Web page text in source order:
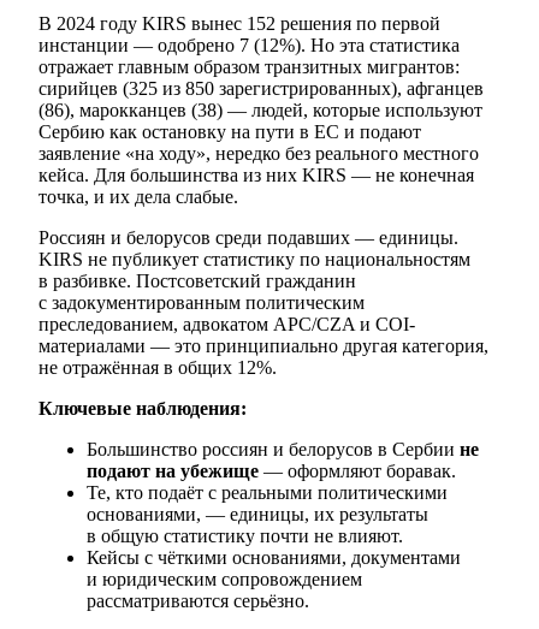
В 2024 году KIRS вынес 152 решения по первой
инстанции — одобрено 7 (12%). Но эта статистика
отражает главным образом транзитных мигрантов:
сирийцев (325 из 850 зарегистрированных), афганцев
(86), марокканцев (38) — людей, которые используют
Сербию как остановку на пути в ЕС и подают
заявление «на ходу», нередко без реального местного
кейса. Для большинства из них KIRS — не конечная
точка, и их дела слабые.
Россиян и белорусов среди подавших — единицы.
KIRS не публикует статистику по национальностям
в разбивке. Постсоветский гражданин
с задокументированным политическим
преследованием, адвокатом APC/CZA и COI-
материалами — это принципиально другая категория,
не отражённая в общих 12%.
Ключевые наблюдения:
Большинство россиян и белорусов в Сербии не
подают на убежище — оформляют боравак.
Те, кто подаёт с реальными политическими
основаниями, — единицы, их результаты
в общую статистику почти не влияют.
Кейсы с чёткими основаниями, документами
и юридическим сопровождением
рассматриваются серьёзно.